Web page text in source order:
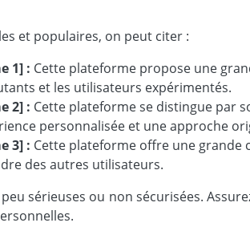
et populaires, on peut citer :
1] : Cette plateforme propose une
et les utilisateurs expérimentés.
2] : Cette plateforme se distingue par
personnalisée et une approche
3] : Cette plateforme offre une grande
des autres utilisateurs.
sérieuses ou non sécurisées.